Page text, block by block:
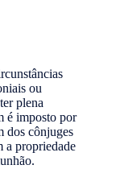
ou
plena
é imposto por
dos cônjuges
a propriedade